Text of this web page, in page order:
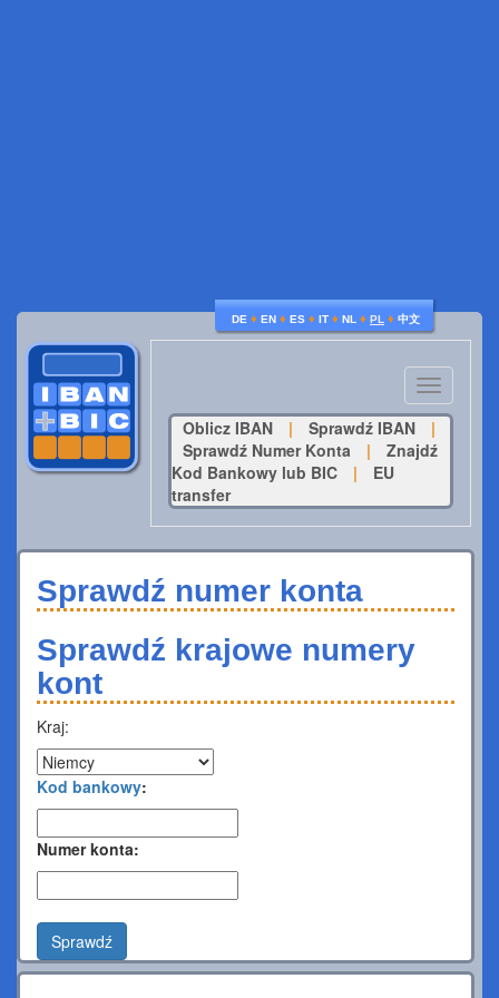
DE ♦ EN ♦ ES ♦ IT ♦ NL ♦ PL ♦ 中文
Toggle
navigation
Oblicz IBAN
| Sprawdź IBAN
|
Sprawdź Numer Konta
|
Znajdź
Kod Bankowy lub BIC
|
EU
transfer
Sprawdź numer konta
Sprawdź krajowe numery
kont
Kraj:
Kod bankowy:
Numer konta:
Sprawdź